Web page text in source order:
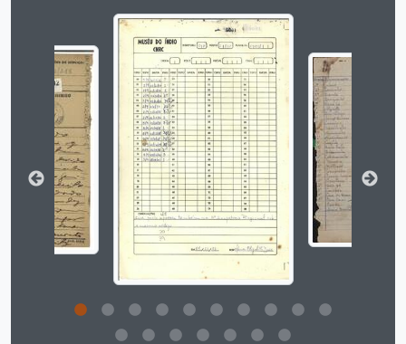
Ao alterar o slide atual deste carrossel, o título